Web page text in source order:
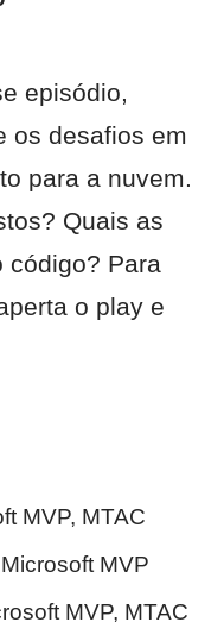
episódio,
os desafios em
para a nuvem.
Quais as
código? Para
o play e
MVP, MTAC
MVP
MVP, MTAC